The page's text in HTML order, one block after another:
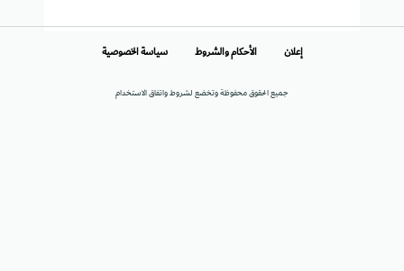
جميع الحقوق محفوظة وتخضع لشروط واتفاق الاستخدام
إعلان الأحكام والشروط سياسة الخصوصية